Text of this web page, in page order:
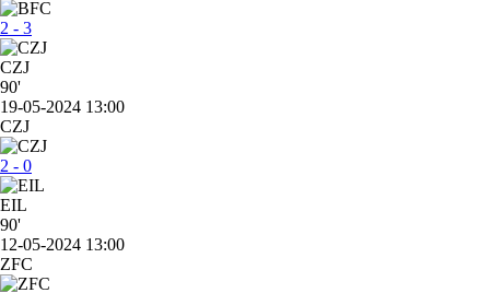
2 - 3
CZJ
90'
19-05-2024 13:00
CZJ
2 - 0
EIL
90'
12-05-2024 13:00
ZFC